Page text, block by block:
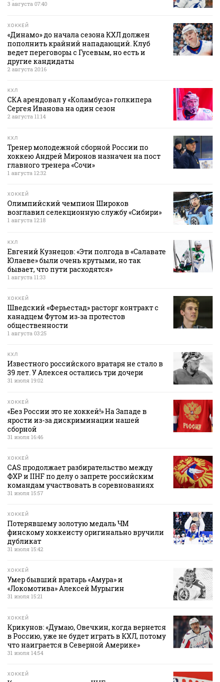
3 августа 07:40
ХОККЕЙ
«Динамо» до начала сезона КХЛ должен
пополнить крайний нападающий. Клуб
ведет переговоры с Гусевым, но есть и
другие кандидаты
2 августа 20:16
КХЛ
СКА арендовал у «Коламбуса» голкипера
Сергея Иванова на один сезон
2 августа 11:14
КХЛ
Тренер молодежной сборной России по
хоккею Андрей Миронов назначен на пост
главного тренера «Сочи»
1 августа 12:32
ХОККЕЙ
Олимпийский чемпион Широков
возглавил селекционную службу «Сибири»
1 августа 12:18
КХЛ
Евгений Кузнецов: «Эти полгода в «Салавате
Юлаеве» были очень крутыми, но так
бывает, что пути расходятся»
1 августа 11:33
ХОККЕЙ
Шведский «Ферьестад» расторг контракт с
канадцем Футом из‑за протестов
общественности
1 августа 03:25
КХЛ
Известного российского вратаря не стало в
39 лет. У Алексея остались три дочери
31 июля 19:02
ХОККЕЙ
«Без России это не хоккей!» На Западе в
ярости из-за дискриминации нашей
сборной
31 июля 16:46
ХОККЕЙ
CAS продолжает разбирательство между
ФХР и IIHF по делу о запрете российским
командам участвовать в соревнованиях
31 июля 15:57
ХОККЕЙ
Потерявшему золотую медаль ЧМ
финскому хоккеисту оригинально вручили
дубликат
31 июля 15:42
ХОККЕЙ
Умер бывший вратарь «Амура» и
«Локомотива» Алексей Мурыгин
31 июля 15:21
ХОККЕЙ
Крикунов: «Думаю, Овечкин, когда вернется
в Россию, уже не будет играть в КХЛ, потому
что наиграется в Северной Америке»
31 июля 14:54
ХОККЕЙ